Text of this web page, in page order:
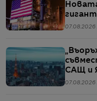
07.08.2026
САЩ и
07.08.2026